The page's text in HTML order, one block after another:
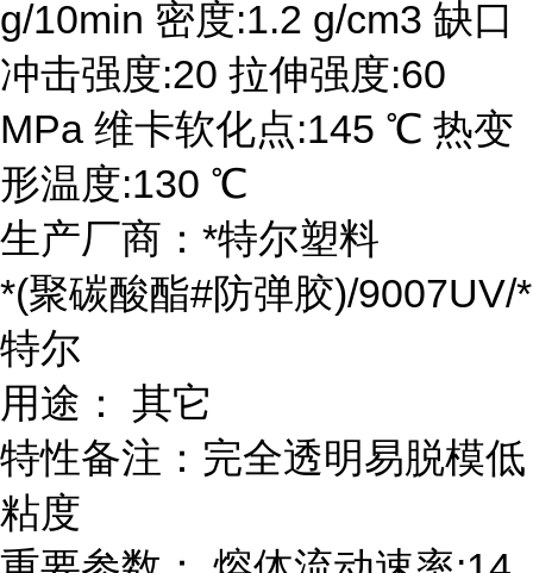
g/10min 密度:1.2 g/cm3 缺口
冲击强度:20 拉伸强度:60
MPa 维卡软化点:145 ℃ 热变
形温度:130 ℃
生产厂商：*特尔塑料
*(聚碳酸酯#防弹胶)/9007UV/*
特尔
用途： 其它
特性备注：完全透明易脱模低
粘度